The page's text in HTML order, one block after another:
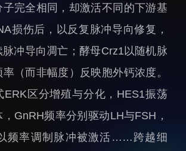
学生活动
先进榜YOUNG
体育与健康
讲座信息
完全相同，却激活不同的下游基
损伤后，以反复脉冲导向修复，
冲导向凋亡；酵母Crz1以随机脉
（而非幅度）反映胞外钙浓度。
ERK区分增殖与分化，HES1振荡
GnRH频率分别驱动LH与FSH，
频率调制脉冲被激活……跨越细